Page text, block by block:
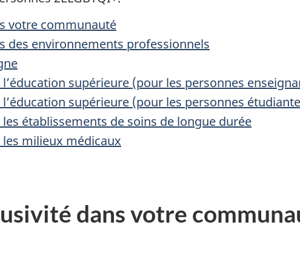
votre communauté
des environnements professionnels
supérieure (pour les personnes
supérieure (pour les personnes
établissements de soins de longue durée
milieux médicaux
dans votre